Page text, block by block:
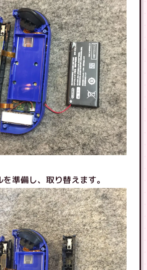
準備し、取り替えます。